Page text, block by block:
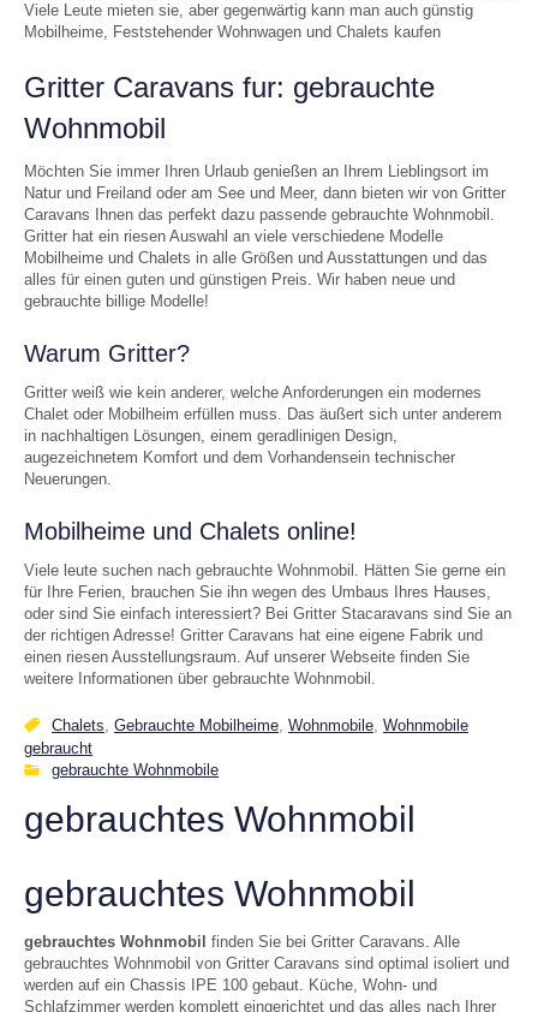
Viele Leute mieten sie, aber gegenwärtig kann man auch günstig
Mobilheime, Feststehender Wohnwagen und Chalets kaufen
Gritter Caravans fur: gebrauchte
Wohnmobil
Möchten Sie immer Ihren Urlaub genießen an Ihrem Lieblingsort im
Natur und Freiland oder am See und Meer, dann bieten wir von Gritter
Caravans Ihnen das perfekt dazu passende gebrauchte Wohnmobil.
Gritter hat ein riesen Auswahl an viele verschiedene Modelle
Mobilheime und Chalets in alle Größen und Ausstattungen und das
alles für einen guten und günstigen Preis. Wir haben neue und
gebrauchte billige Modelle!
Warum Gritter?
Gritter weiß wie kein anderer, welche Anforderungen ein modernes
Chalet oder Mobilheim erfüllen muss. Das äußert sich unter anderem
in nachhaltigen Lösungen, einem geradlinigen Design,
augezeichnetem Komfort und dem Vorhandensein technischer
Neuerungen.
Mobilheime und Chalets online!
Viele leute suchen nach gebrauchte Wohnmobil. Hätten Sie gerne ein
für Ihre Ferien, brauchen Sie ihn wegen des Umbaus Ihres Hauses,
oder sind Sie einfach interessiert? Bei Gritter Stacaravans sind Sie an
der richtigen Adresse! Gritter Caravans hat eine eigene Fabrik und
einen riesen Ausstellungsraum. Auf unserer Webseite finden Sie
weitere Informationen über gebrauchte Wohnmobil.
Chalets Gebrauchte Mobilheime Wohnmobile Wohnmobile
gebraucht
gebrauchte Wohnmobile
gebrauchtes Wohnmobil
gebrauchtes Wohnmobil
gebrauchtes Wohnmobil finden Sie bei Gritter Caravans. Alle
gebrauchtes Wohnmobil von Gritter Caravans sind optimal isoliert und
werden auf ein Chassis IPE 100 gebaut. Küche, Wohn- und
Schlafzimmer werden komplett eingerichtet und das alles nach Ihrer